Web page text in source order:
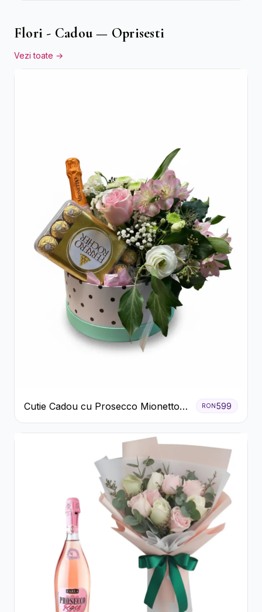
Flori - Cadou — Oprisesti
Vezi toate →
Cutie Cadou cu Prosecco Mionetto
Ferrero Rocher și Flori Pastelate
RON 599